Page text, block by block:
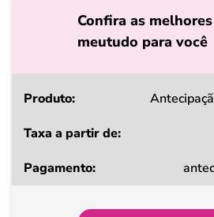
Confira as
meutudo para você
Produto
a